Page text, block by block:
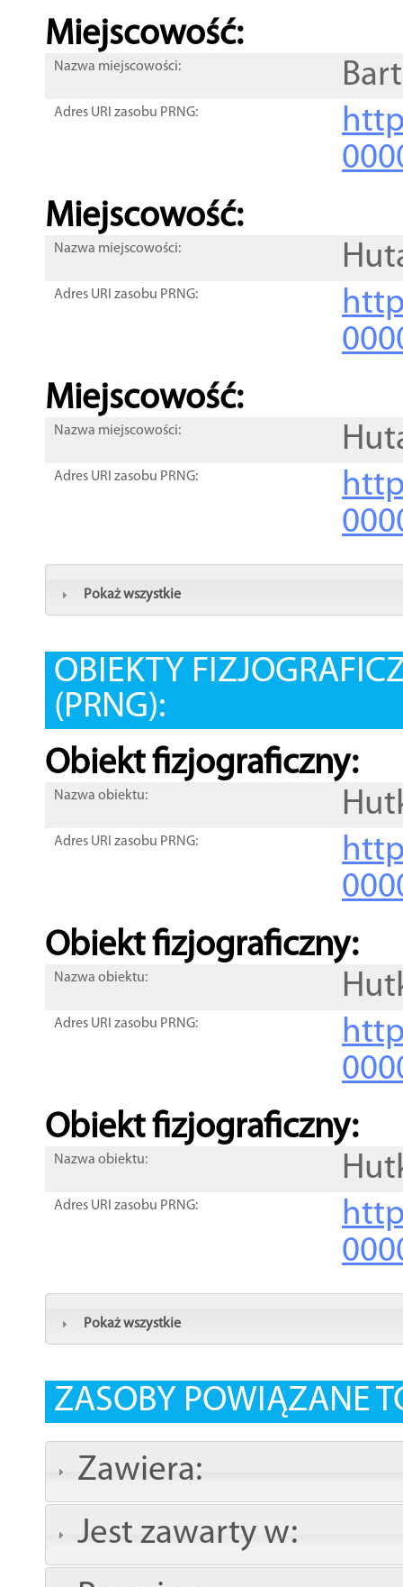
Miejscowość:
Nazwa miejscowości:
Adres URI zasobu PRNG:
Miejscowość:
Nazwa miejscowości:
Adres URI zasobu PRNG:
Miejscowość:
Nazwa miejscowości:
Adres URI zasobu PRNG:
Pokaż wszystkie
OBIEKTY
(PRNG):
Obiekt fizjograficzny:
Nazwa obiektu:
Adres URI zasobu PRNG:
Obiekt fizjograficzny:
Nazwa obiektu:
Adres URI zasobu PRNG:
Obiekt fizjograficzny:
Nazwa obiektu:
Adres URI zasobu PRNG:
Pokaż wszystkie
ZASOBY POWIĄZANE
Zawiera:
Jest zawarty w: